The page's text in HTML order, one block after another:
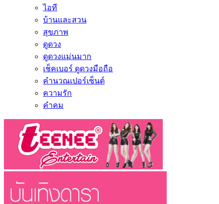
ไอที
บ้านและสวน
สุขภาพ
ดูดวง
ดูดวงแม่นมาก
เช็คเบอร์ ดูดวงมือถือ
คำนวณเปอร์เซ็นต์
ความรัก
คำคม